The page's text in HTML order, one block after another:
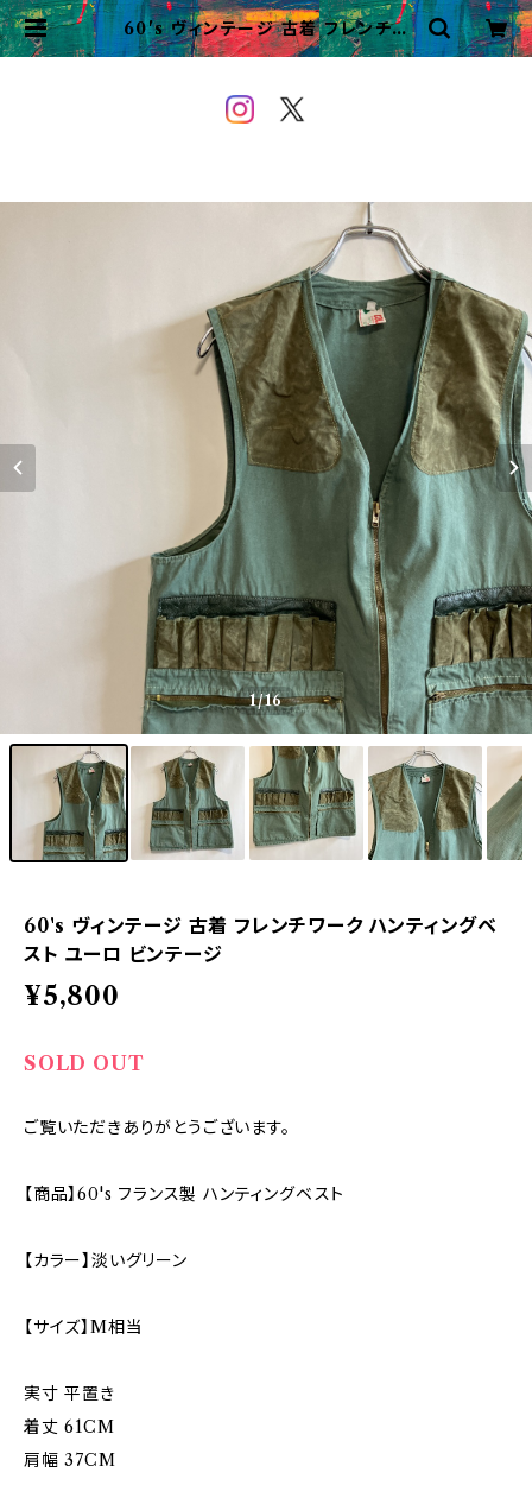
60's ヴィンテージ 古着 フレンチワ
ーク ハンティングベスト ユーロ ビン
1/16
60's ヴィンテージ 古着 フレンチワーク ハンティングベ
スト ユーロ ビンテージ
¥5,800
SOLD OUT
ご覧いただきありがとうございます。
【商品】60's フランス製 ハンティングベスト
【カラー】淡いグリーン
【サイズ】M相当
実寸 平置き
着丈 61CM
肩幅 37CM